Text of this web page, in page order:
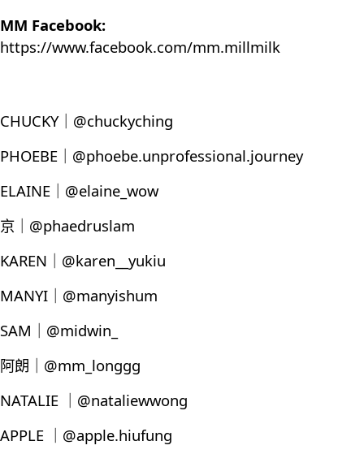
MM Facebook:
https://www.facebook.com/mm.millmilk
CHUCKY｜@chuckyching
PHOEBE｜@phoebe.unprofessional.journey
ELAINE｜@elaine_wow
京｜@phaedruslam
KAREN｜@karen__yukiu
MANYI｜@manyishum
SAM｜@midwin_
阿朗｜@mm_longgg
NATALIE ｜@nataliewwong
APPLE ｜@apple.hiufung